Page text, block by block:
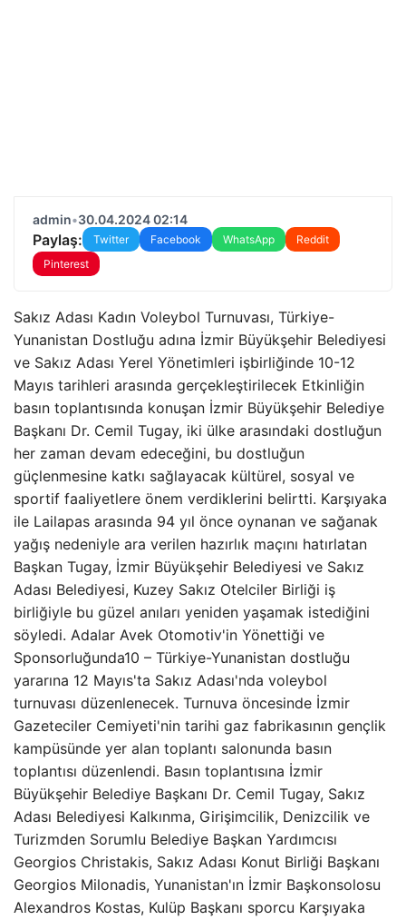
admin•30.04.2024 02:14
Paylaş: Twitter Facebook WhatsApp
Reddit
Pinterest
Sakız Adası Kadın Voleybol Turnuvası, Türkiye-
Yunanistan Dostluğu adına İzmir Büyükşehir Belediyesi
ve Sakız Adası Yerel Yönetimleri işbirliğinde 10-12
Mayıs tarihleri ​​arasında gerçekleştirilecek Etkinliğin
basın toplantısında konuşan İzmir Büyükşehir Belediye
Başkanı Dr. Cemil Tugay, iki ülke arasındaki dostluğun
her zaman devam edeceğini, bu dostluğun
güçlenmesine katkı sağlayacak kültürel, sosyal ve
sportif faaliyetlere önem verdiklerini belirtti. Karşıyaka
ile Lailapas arasında 94 yıl önce oynanan ve sağanak
yağış nedeniyle ara verilen hazırlık maçını hatırlatan
Başkan Tugay, İzmir Büyükşehir Belediyesi ve Sakız
Adası Belediyesi, Kuzey Sakız Otelciler Birliği iş
birliğiyle bu güzel anıları yeniden yaşamak istediğini
söyledi. Adalar Avek Otomotiv'in Yönettiği ve
Sponsorluğunda10 – Türkiye-Yunanistan dostluğu
yararına 12 Mayıs'ta Sakız Adası'nda voleybol
turnuvası düzenlenecek. Turnuva öncesinde İzmir
Gazeteciler Cemiyeti'nin tarihi gaz fabrikasının gençlik
kampüsünde yer alan toplantı salonunda basın
toplantısı düzenlendi. Basın toplantısına İzmir
Büyükşehir Belediye Başkanı Dr. Cemil Tugay, Sakız
Adası Belediyesi Kalkınma, Girişimcilik, Denizcilik ve
Turizmden Sorumlu Belediye Başkan Yardımcısı
Georgios Christakis, Sakız Adası Konut Birliği Başkanı
Georgios Milonadis, Yunanistan'ın İzmir Başkonsolosu
Alexandros Kostas, Kulüp Başkanı sporcu Karşıyaka